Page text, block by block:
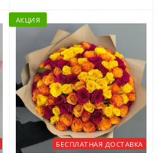
АКЦИЯ
БЕСПЛАТНАЯ ДОСТАВКА